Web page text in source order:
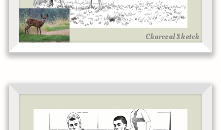
Charcoal Sketch